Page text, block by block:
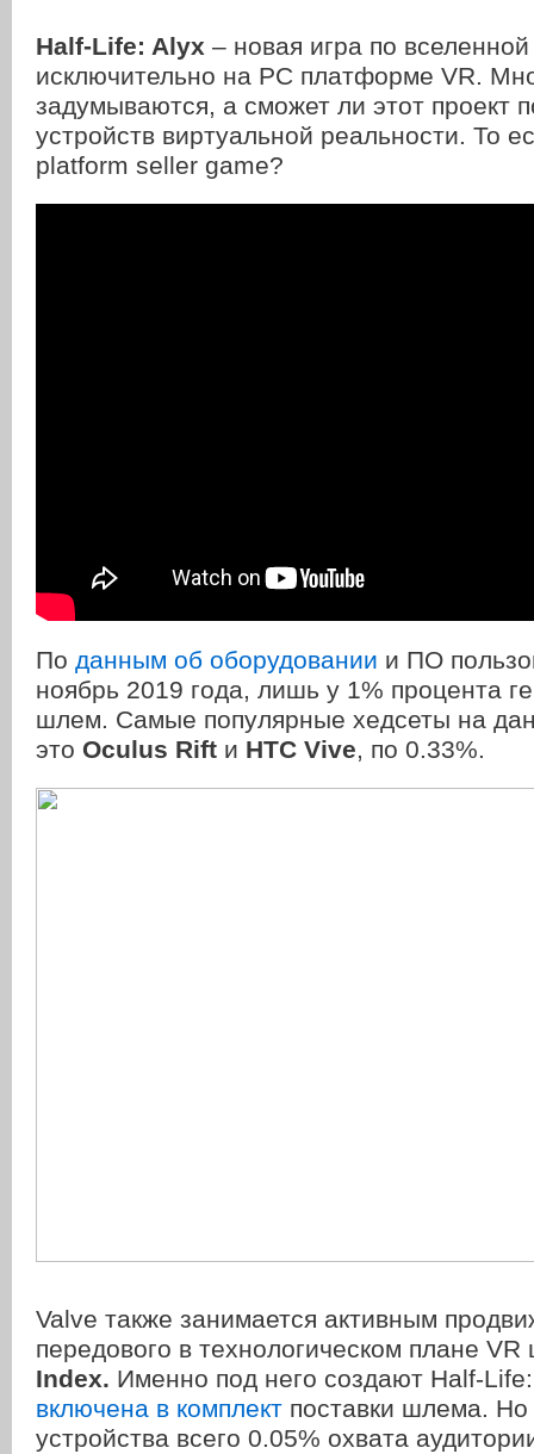
Half-Life: Alyx – новая игра по
исключительно на PC платформе VR.
задумываются, а сможет ли этот проект
устройств виртуальной реальности. То
platform seller game?
По данным об оборудовании и ПО
ноябрь 2019 года, лишь у 1% процента
шлем. Самые популярные хедсеты на
это Oculus Rift и HTC Vive, по 0.33%.
Valve также занимается активным
передового в технологическом плане
Index. Именно под него создают Half-
включена в комплект поставки шлема. Но
устройства всего 0.05% охвата